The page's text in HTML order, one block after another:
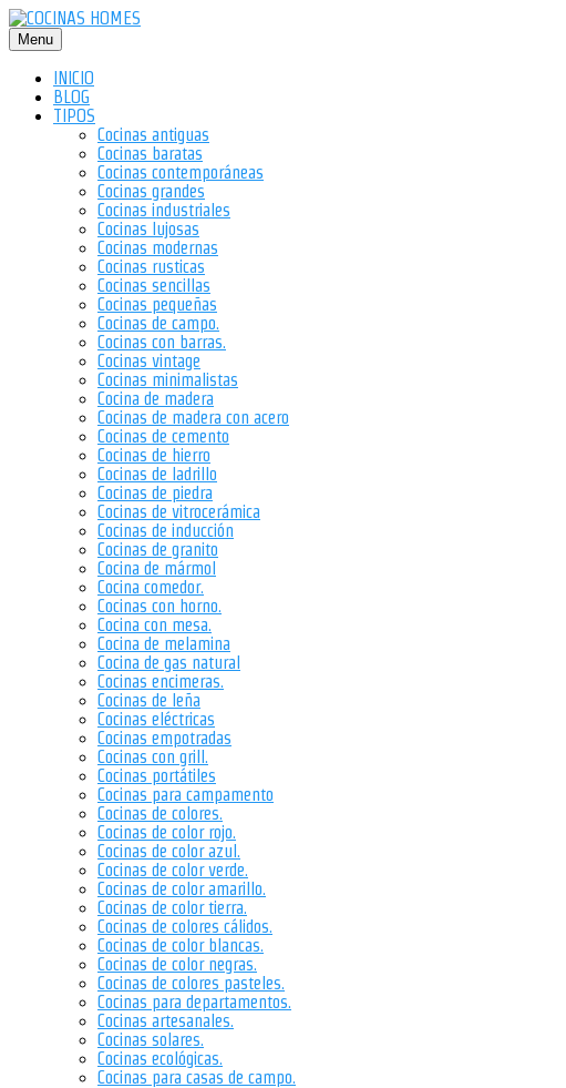
Saltar
al
contenido
Menu
INICIO
BLOG
TIPOS
Cocinas antiguas
Cocinas baratas
Cocinas contemporáneas
Cocinas grandes
Cocinas industriales
Cocinas lujosas
Cocinas modernas
Cocinas rusticas
Cocinas sencillas
Cocinas pequeñas
Cocinas de campo.
Cocinas con barras.
Cocinas vintage
Cocinas minimalistas
Cocina de madera
Cocinas de madera con acero
Cocinas de cemento
Cocinas de hierro
Cocinas de ladrillo
Cocinas de piedra
Cocinas de vitrocerámica
Cocinas de inducción
Cocinas de granito
Cocina de mármol
Cocina comedor.
Cocinas con horno.
Cocina con mesa.
Cocina de melamina
Cocina de gas natural
Cocinas encimeras.
Cocinas de leña
Cocinas eléctricas
Cocinas empotradas
Cocinas con grill.
Cocinas portátiles
Cocinas para campamento
Cocinas de colores.
Cocinas de color rojo.
Cocinas de color azul.
Cocinas de color verde.
Cocinas de color amarillo.
Cocinas de color tierra.
Cocinas de colores cálidos.
Cocinas de color blancas.
Cocinas de color negras.
Cocinas de colores pasteles.
Cocinas para departamentos.
Cocinas artesanales.
Cocinas solares.
Cocinas ecológicas.
Cocinas para casas de campo.